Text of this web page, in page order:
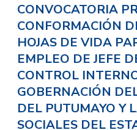
CONVOCATORIA
CONFORMACIÓN
HOJAS DE VIDA
EMPLEO DE JEFE
CONTROL
GOBERNACIÓN
DEL PUTUMAYO Y
SOCIALES DEL